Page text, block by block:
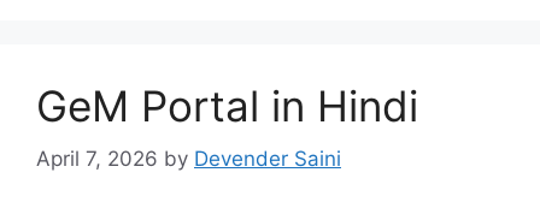
GeM Portal in Hindi
April 7, 2026 by Devender Saini